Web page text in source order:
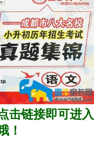
击链接即可进入
！